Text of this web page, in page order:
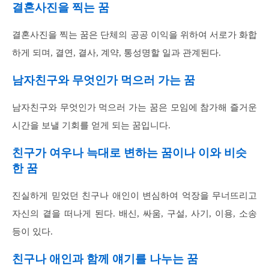
결혼사진을 찍는 꿈
결혼사진을 찍는 꿈은 단체의 공공 이익을 위하여 서로가 화합
하게 되며, 결연, 결사, 계약, 통성명할 일과 관계된다.
남자친구와 무엇인가 먹으러 가는 꿈
남자친구와 무엇인가 먹으러 가는 꿈은 모임에 참가해 즐거운
시간을 보낼 기회를 얻게 되는 꿈입니다.
친구가 여우나 늑대로 변하는 꿈이나 이와 비슷
한 꿈
진실하게 믿었던 친구나 애인이 변심하여 억장을 무너뜨리고
자신의 곁을 떠나게 된다. 배신, 싸움, 구설, 사기, 이용, 소송
등이 있다.
친구나 애인과 함께 얘기를 나누는 꿈